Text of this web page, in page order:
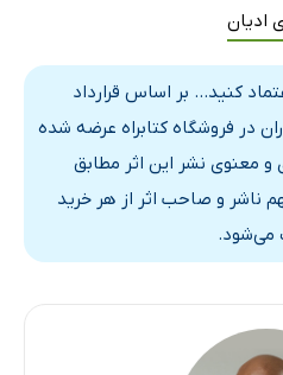
ادیان
کنید... بر اساس قرارداد
در فروشگاه کتابراه عرضه شده
معنوی نشر این اثر مطابق
ناشر و صاحب اثر از هر خرید
می‌شود.